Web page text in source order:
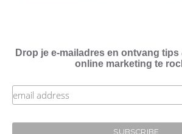
Drop je e-mailadres en ontvang
online marketing te